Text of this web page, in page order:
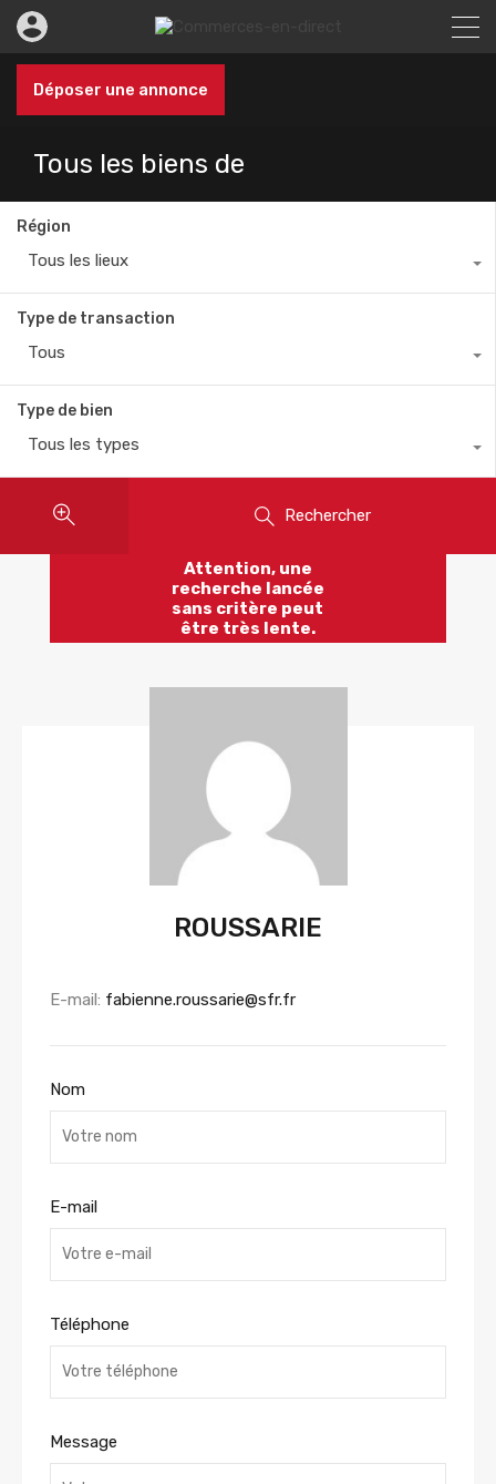
Déposer une annonce
Tous les biens de
Région
Tous les lieux
Type de transaction
Tous
Type de bien
Tous les types
Rechercher
Attention, une
recherche lancée
sans critère peut
être très lente.
ROUSSARIE
E-mail: fabienne.roussarie@sfr.fr
Nom
E-mail
Téléphone
Message